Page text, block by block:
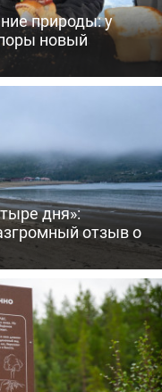
природы: у
новый
дня»:
отзыв о